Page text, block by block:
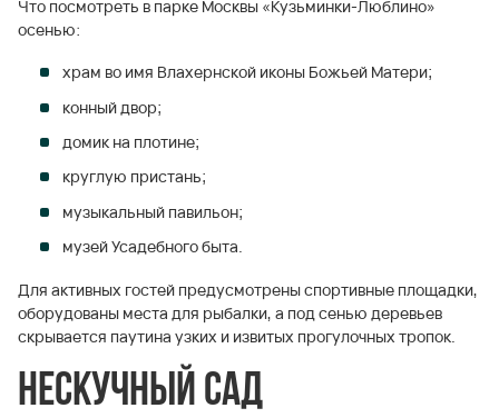
Что посмотреть в парке Москвы «Кузьминки-Люблино»
осенью:
храм во имя Влахернской иконы Божьей Матери;
конный двор;
домик на плотине;
круглую пристань;
музыкальный павильон;
музей Усадебного быта.
Для активных гостей предусмотрены спортивные площадки,
оборудованы места для рыбалки, а под сенью деревьев
скрывается паутина узких и извитых прогулочных тропок.
Нескучный сад